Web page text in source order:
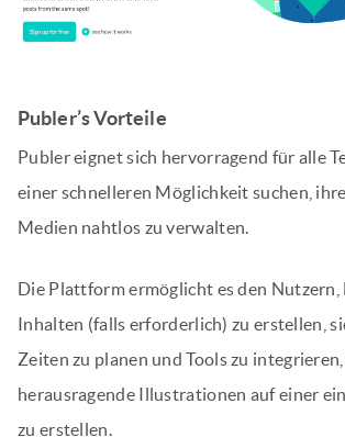
Publer’s Vorteile
Publer eignet sich hervorragend für alle
einer schnelleren Möglichkeit suchen,
Medien nahtlos zu verwalten.
Die Plattform ermöglicht es den
Inhalten (falls erforderlich) zu erstellen,
Zeiten zu planen und Tools zu
herausragende Illustrationen auf einer
zu erstellen.